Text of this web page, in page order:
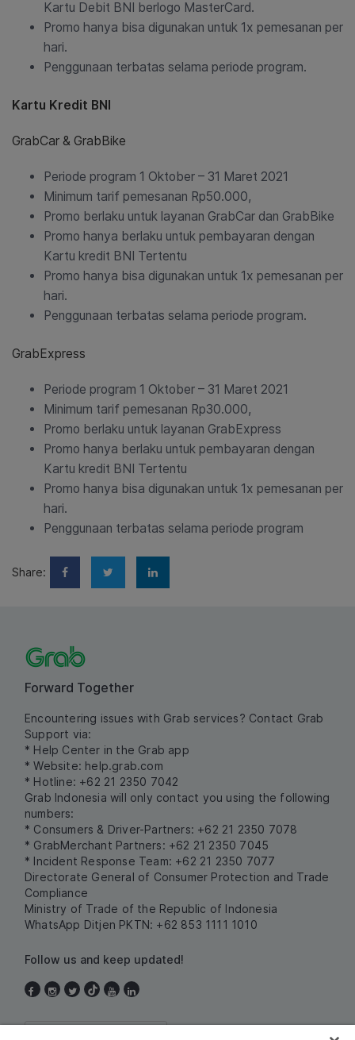
Kartu Debit BNI berlogo MasterCard.
Promo hanya bisa digunakan untuk 1x pemesanan per
hari.
Penggunaan terbatas selama periode program.
Kartu Kredit BNI
GrabCar & GrabBike
Periode program 1 Oktober – 31 Maret 2021
Minimum tarif pemesanan Rp50.000,
Promo berlaku untuk layanan GrabCar dan GrabBike
Promo hanya berlaku untuk pembayaran dengan
Kartu kredit BNI Tertentu
Promo hanya bisa digunakan untuk 1x pemesanan per
hari.
Penggunaan terbatas selama periode program.
GrabExpress
Periode program 1 Oktober – 31 Maret 2021
Minimum tarif pemesanan Rp30.000,
Promo berlaku untuk layanan GrabExpress
Promo hanya berlaku untuk pembayaran dengan
Kartu kredit BNI Tertentu
Promo hanya bisa digunakan untuk 1x pemesanan per
hari.
Penggunaan terbatas selama periode program
Share:
Forward Together
Encountering issues with Grab services? Contact Grab
Support via:
* Help Center in the Grab app
* Website: help.grab.com
* Hotline: +62 21 2350 7042
Grab Indonesia will only contact you using the following
numbers:
* Consumers & Driver-Partners: +62 21 2350 7078
* GrabMerchant Partners: +62 21 2350 7045
* Incident Response Team: +62 21 2350 7077
Directorate General of Consumer Protection and Trade
Compliance
Ministry of Trade of the Republic of Indonesia
WhatsApp Ditjen PKTN: +62 853 1111 1010
Follow us and keep updated!